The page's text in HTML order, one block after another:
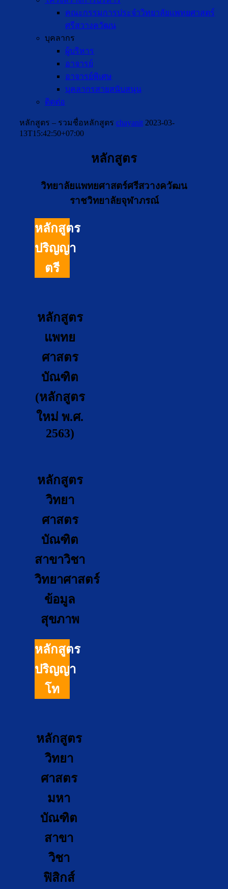
คณะกรรมการประจำวิทยาลัยแพทยศาสตร์
ศรีสวางควัฒน
บุคลากร
ผู้บริหาร
อาจารย์
อาจารย์พิเศษ
บุคลากรสายสนับสนุน
ติดต่อ
หลักสูตร – รวมชื่อหลักสูตร chayanit 2023-03-
13T15:42:50+07:00
หลักสูตร
วิทยาลัยแพทยศาสตร์ศรีสวางควัฒน
ราชวิทยาลัยจุฬาภรณ์
หลักสูตร
ปริญญา
ตรี
หลักสูตร
แพทย
ศาสตร
บัณฑิต
(หลักสูตร
ใหม่ พ.ศ.
2563)
หลักสูตร
วิทยา
ศาสตร
บัณฑิต
สาขาวิชา
วิทยาศาสตร์
ข้อมูล
สุขภาพ
หลักสูตร
ปริญญา
โท
หลักสูตร
วิทยา
ศาสตร
มหา
บัณฑิต
สาขา
วิชา
ฟิสิกส์